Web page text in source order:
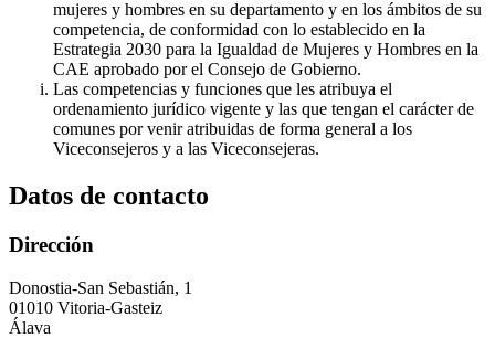
mujeres y hombres en su departamento y en los ámbitos de su
competencia, de conformidad con lo establecido en la
Estrategia 2030 para la Igualdad de Mujeres y Hombres en la
CAE aprobado por el Consejo de Gobierno.
Las competencias y funciones que les atribuya el
ordenamiento jurídico vigente y las que tengan el carácter de
comunes por venir atribuidas de forma general a los
Viceconsejeros y a las Viceconsejeras.
Datos de contacto
Dirección
Donostia-San Sebastián, 1
01010 Vitoria-Gasteiz
Álava